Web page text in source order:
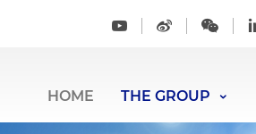
HOME THE GROUP